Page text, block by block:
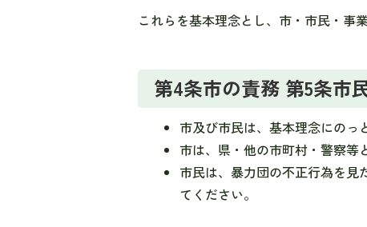
これらを基本理念とし、市・市民・事
第4条市の責務 第5条市
市及び市民は、基本理念にのっ
市は、県・他の市町村・警察等
市民は、暴力団の不正行為を見
てください。